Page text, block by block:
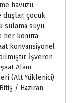
havuzu,
duşlar, çocuk
sulama suyu,
her konuta
konvansiyonel
İşveren
Alanı :
(Alt Yüklenici)
/ Haziran